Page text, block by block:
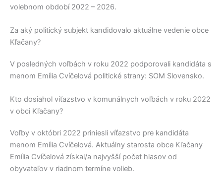
volebnom období 2022 – 2026.
Za aký politický subjekt kandidovalo aktuálne vedenie obce
Kľačany?
V posledných voľbách v roku 2022 podporovali kandidáta s
menom Emília Cvíčelová politické strany: SOM Slovensko.
Kto dosiahol víťazstvo v komunálnych voľbách v roku 2022
v obci Kľačany?
Voľby v októbri 2022 priniesli víťazstvo pre kandidáta
menom Emília Cvíčelová. Aktuálny starosta obce Kľačany
Emília Cvíčelová získal/a najvyšší počet hlasov od
obyvateľov v riadnom termíne volieb.